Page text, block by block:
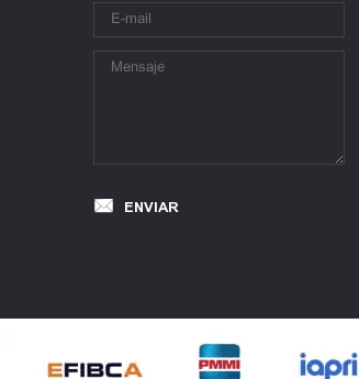
ENVIAR